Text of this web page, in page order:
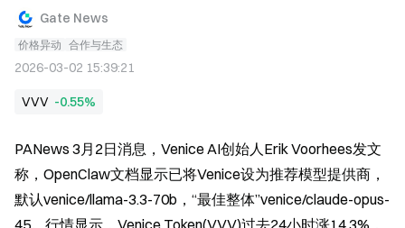
Gate News
价格异动 合作与生态
2026-03-02 15:39:21
VVV -0.55%
PANews 3月2日消息，Venice AI创始人Erik Voorhees发文
称，OpenClaw文档显示已将Venice设为推荐模型提供商，
默认venice/llama-3.3-70b，“最佳整体”venice/claude-opus-
45。行情显示，Venice Token(VVV)过去24小时涨14.3%，